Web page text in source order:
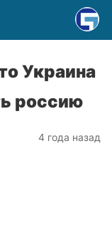
Украина
россию
4 года назад